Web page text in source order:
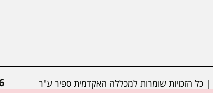
| כל הזכויות שומרות למכללה האקדמית ספיר ע"ר